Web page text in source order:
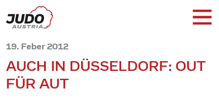
19. Feber 2012
AUCH IN DÜSSELDORF: OUT
FÜR AUT